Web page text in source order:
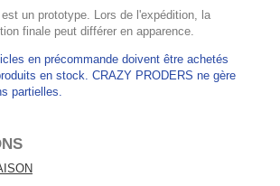
un prototype. Lors de l'expédition, la
finale peut différer en apparence.
en précommande doivent être achetés
en stock. CRAZY PRODERS ne gère
partielles.